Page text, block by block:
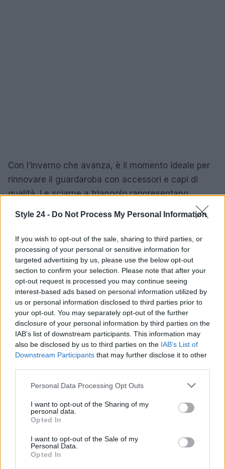
Style 24 - Do Not Process My Personal Information
If you wish to opt-out of the sale, sharing to third parties, or
processing of your personal or sensitive information for
targeted advertising by us, please use the below opt-out
section to confirm your selection. Please note that after your
opt-out request is processed you may continue seeing
interest-based ads based on personal information utilized by
us or personal information disclosed to third parties prior to
your opt-out. You may separately opt-out of the further
disclosure of your personal information by third parties on the
IAB’s list of downstream participants. This information may
also be disclosed by us to third parties on the IAB’s List of
Downstream Participants that may further disclose it to other
Please note that this website/app uses one or more Google
not limited to your visit or usage behaviour. You may click to
grant or deny consent to Google and its third-party tags to
use your data for below specified purposes in below Google
consent section.
Personal Data Processing Opt Outs
I want to opt-out of the Sharing of my
personal data.
Opted In
I want to opt-out of the Sale of my
Personal Data.
Opted In
Con l’inverno che avanza, è il momento ideale per
rinnovare il guardaroba con accessori e capi di
qualità. Le sciarpe a triangolo rappresentano
un’ottima scelta per chi desidera coniugare stile e
funzionalità, senza rinunciare al comfort.
AUTORE
Staff